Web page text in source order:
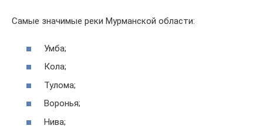
Самые значимые реки Мурманской области:
Умба;
Кола;
Тулома;
Воронья;
Нива;